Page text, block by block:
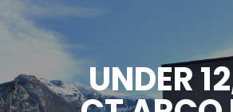
UNDER